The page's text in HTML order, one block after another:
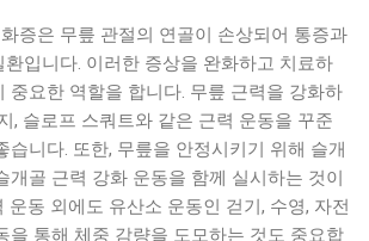
증은 무릎 관절의 연골이 손상되어 통증과
입니다. 이러한 증상을 완화하고 치료하
중요한 역할을 합니다. 무릎 근력을 강화하
, 슬로프 스쿼트와 같은 근력 운동을 꾸준
습니다. 또한, 무릎을 안정시키기 위해 슬개
개골 근력 강화 운동을 함께 실시하는 것이
운동 외에도 유산소 운동인 걷기, 수영, 자전
을 통해 체중 감량을 도모하는 것도 중요합